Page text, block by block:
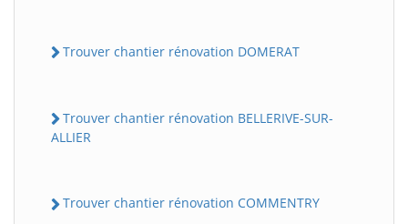
Trouver chantier rénovation DOMERAT
Trouver chantier rénovation BELLERIVE-SUR-
ALLIER
Trouver chantier rénovation COMMENTRY